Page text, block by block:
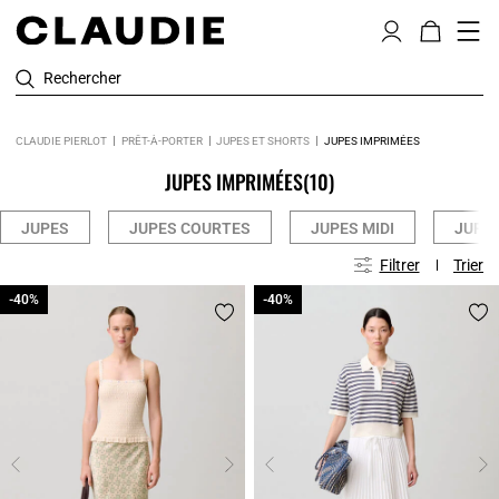
Rechercher
CLAUDIE PIERLOT PRÊT-À-PORTER JUPES ET SHORTS JUPES IMPRIMÉES
JUPES IMPRIMÉES(10)
JUPES JUPES COURTES JUPES MIDI
Filtrer Trier
-40%
-40% -40%
-40%